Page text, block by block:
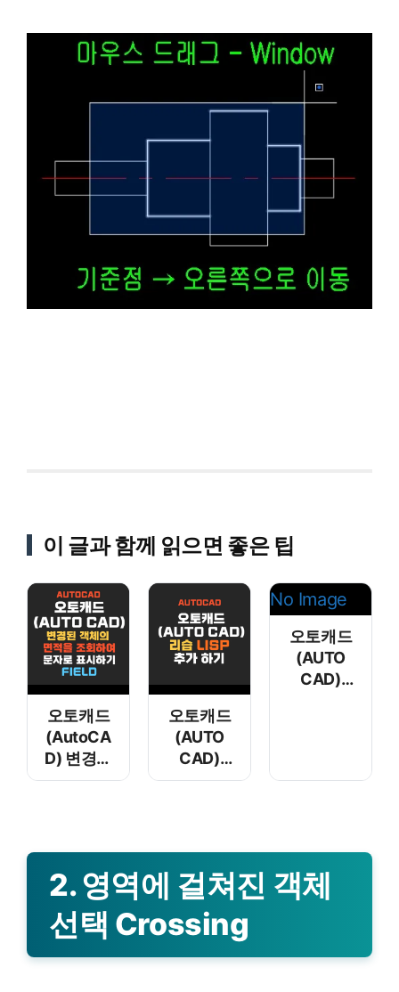
이 글과 함께 읽으면 좋은 팁
오토캐드
(AutoCA
D) 변경된
객체의
Field
오토캐드
(AUTO
CAD)
리습 LISP
No Image
오토캐드
(AUTO
CAD)
2. 영역에 걸쳐진 객체
선택 Crossing